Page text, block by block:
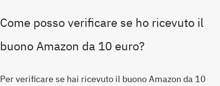
Come posso verificare se ho ricevuto il
buono Amazon da 10 euro?
Per verificare se hai ricevuto il buono Amazon da 10